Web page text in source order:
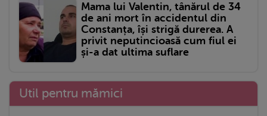
Mama lui Valentin, tânărul de 34
de ani mort în accidentul din
Constanța, își strigă durerea. A
privit neputincioasă cum fiul ei
și-a dat ultima suflare
Util pentru mămici